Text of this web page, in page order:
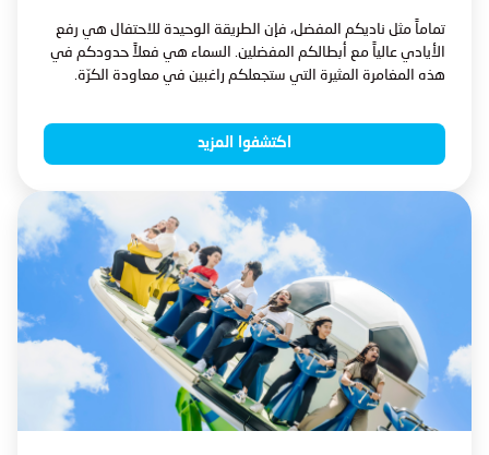
تماماً مثل ناديكم المفضل، فإن الطريقة الوحيدة للاحتفال هي رفع
الأيادي عالياً مع أبطالكم المفضلين. السماء هي فعلاً حدودكم في
هذه المغامرة المثيرة التي ستجعلكم راغبين في معاودة الكرّة.
اكتشفوا المزيد